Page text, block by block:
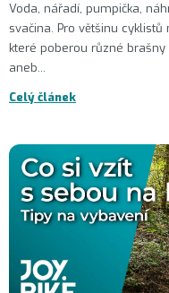
Voda, nářadí, pumpička,
svačina. Pro většinu
které poberou různé
aneb...
Celý článek